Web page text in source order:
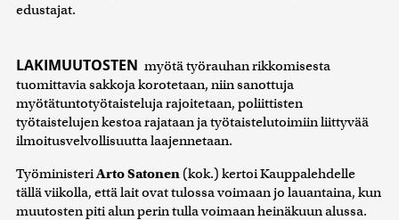
edustajat.
LAKIMUUTOSTEN myötä työrauhan rikkomisesta
tuomittavia sakkoja korotetaan, niin sanottuja
myötätuntotyötaisteluja rajoitetaan, poliittisten
työtaistelujen kestoa rajataan ja työtaistelutoimiin liittyvää
ilmoitusvelvollisuutta laajennetaan.
TyöministeriArto Satonen (kok.) kertoi Kauppalehdelle
tällä viikolla, että lait ovat tulossa voimaan jo lauantaina, kun
muutosten piti alun perin tulla voimaan heinäkuun alussa.